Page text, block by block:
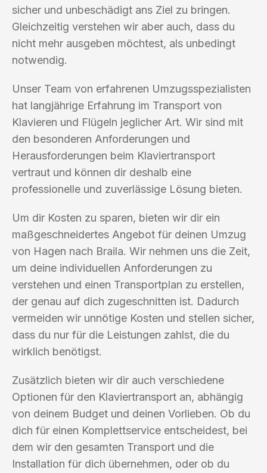
sicher und unbeschädigt ans Ziel zu bringen.
Gleichzeitig verstehen wir aber auch, dass du
nicht mehr ausgeben möchtest, als unbedingt
notwendig.
Unser Team von erfahrenen Umzugsspezialisten
hat langjährige Erfahrung im Transport von
Klavieren und Flügeln jeglicher Art. Wir sind mit
den besonderen Anforderungen und
Herausforderungen beim Klaviertransport
vertraut und können dir deshalb eine
professionelle und zuverlässige Lösung bieten.
Um dir Kosten zu sparen, bieten wir dir ein
maßgeschneidertes Angebot für deinen Umzug
von Hagen nach Braila. Wir nehmen uns die Zeit,
um deine individuellen Anforderungen zu
verstehen und einen Transportplan zu erstellen,
der genau auf dich zugeschnitten ist. Dadurch
vermeiden wir unnötige Kosten und stellen sicher,
dass du nur für die Leistungen zahlst, die du
wirklich benötigst.
Zusätzlich bieten wir dir auch verschiedene
Optionen für den Klaviertransport an, abhängig
von deinem Budget und deinen Vorlieben. Ob du
dich für einen Komplettservice entscheidest, bei
dem wir den gesamten Transport und die
Installation für dich übernehmen, oder ob du